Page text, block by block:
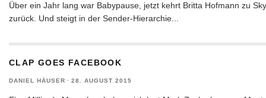
Über ein Jahr lang war Babypause, jetzt kehrt Britta Hofmann zu Sky
zurück. Und steigt in der Sender-Hierarchie...
CLAP GOES FACEBOOK
DANIEL HÄUSER · 28. AUGUST 2015